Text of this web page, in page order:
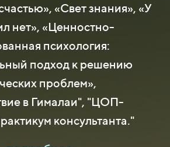
«Свет знания», «У
нет», «Ценностно-
психология:
подход к решению
проблем»,
в Гималаи", "ЦОП-
консультанта."